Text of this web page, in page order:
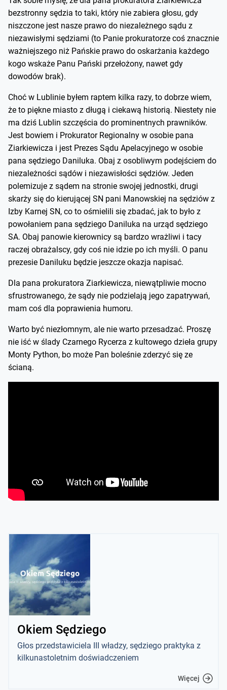
bezstronny sędzia to taki, który nie zabiera głosu, gdy
niszczone jest nasze prawo do niezależnego sądu z
niezawisłymi sędziami (to Panie prokuratorze coś znacznie
ważniejszego niż Pańskie prawo do oskarżania każdego
kogo wskaże Panu Pański przełożony, nawet gdy
dowodów brak).
Choć w Lublinie byłem raptem kilka razy, to dobrze wiem,
że to piękne miasto z długą i ciekawą historią. Niestety nie
ma dziś Lublin szczęścia do prominentnych prawników.
Jest bowiem i Prokurator Regionalny w osobie pana
Ziarkiewicza i jest Prezes Sądu Apelacyjnego w osobie
pana sędziego Daniluka. Obaj z osobliwym podejściem do
niezależności sądów i niezawisłości sędziów. Jeden
polemizuje z sądem na stronie swojej jednostki, drugi
skarży się do kierującej SN pani Manowskiej na sędziów z
Izby Karnej SN, co to ośmielili się zbadać, jak to było z
powołaniem pana sędziego Daniluka na urząd sędziego
SA. Obaj panowie kierownicy są bardzo wrażliwi i tacy
raczej obrażalscy, gdy coś nie idzie po ich myśli. O panu
prezesie Daniluku będzie jeszcze okazja napisać.
Dla pana prokuratora Ziarkiewicza, niewątpliwie mocno
sfrustrowanego, że sądy nie podzielają jego zapatrywań,
mam coś dla poprawienia humoru.
Warto być niezłomnym, ale nie warto przesadzać. Proszę
nie iść w ślady Czarnego Rycerza z kultowego dzieła grupy
Monty Python, bo może Pan boleśnie zderzyć się ze
ścianą.
Okiem Sędziego
Głos przedstawiciela III władzy, sędziego praktyka z
kilkunastoletnim doświadczeniem
Więcej